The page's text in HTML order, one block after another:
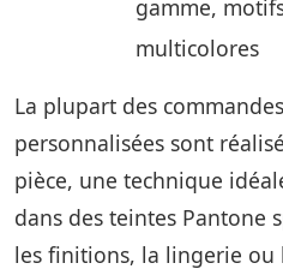
gamme,
multicolores
La plupart des
personnalisées sont
pièce, une technique
dans des teintes Pantone
les finitions, la lingerie ou